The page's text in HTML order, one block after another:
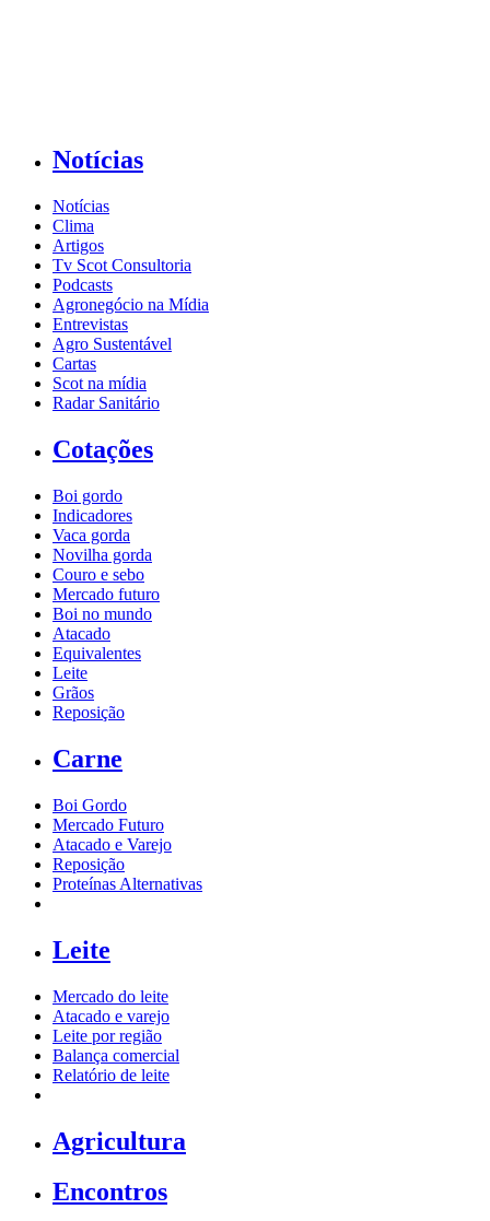
Notícias
Notícias
Clima
Artigos
Tv Scot Consultoria
Podcasts
Agronegócio na Mídia
Entrevistas
Agro Sustentável
Cartas
Scot na mídia
Radar Sanitário
Cotações
Boi gordo
Indicadores
Vaca gorda
Novilha gorda
Couro e sebo
Mercado futuro
Boi no mundo
Atacado
Equivalentes
Leite
Grãos
Reposição
Carne
Boi Gordo
Mercado Futuro
Atacado e Varejo
Reposição
Proteínas Alternativas
Leite
Mercado do leite
Atacado e varejo
Leite por região
Balança comercial
Relatório de leite
Agricultura
Encontros